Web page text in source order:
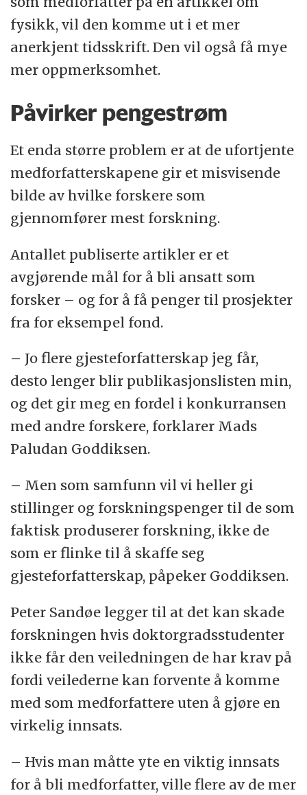
fysikk, vil den komme ut i et mer
anerkjent tidsskrift. Den vil også få mye
mer oppmerksomhet.
Påvirker pengestrøm
Et enda større problem er at de ufortjente
medforfatterskapene gir et misvisende
bilde av hvilke forskere som
gjennomfører mest forskning.
Antallet publiserte artikler er et
avgjørende mål for å bli ansatt som
forsker – og for å få penger til prosjekter
fra for eksempel fond.
– Jo flere gjesteforfatterskap jeg får,
desto lenger blir publikasjonslisten min,
og det gir meg en fordel i konkurransen
med andre forskere, forklarer Mads
Paludan Goddiksen.
– Men som samfunn vil vi heller gi
stillinger og forskningspenger til de som
faktisk produserer forskning, ikke de
som er flinke til å skaffe seg
gjesteforfatterskap, påpeker Goddiksen.
Peter Sandøe legger til at det kan skade
forskningen hvis doktorgradsstudenter
ikke får den veiledningen de har krav på
fordi veilederne kan forvente å komme
med som medforfattere uten å gjøre en
virkelig innsats.
– Hvis man måtte yte en viktig innsats
for å bli medforfatter, ville flere av de mer